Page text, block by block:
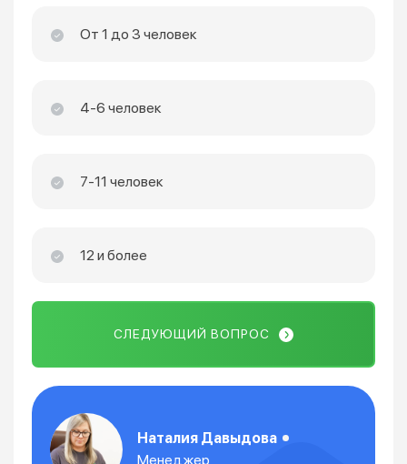
От 1 до 3 человек
4-6 человек
7-11 человек
12 и более
СЛЕДУЮЩИЙ ВОПРОС
Наталия Давыдова
Менеджер